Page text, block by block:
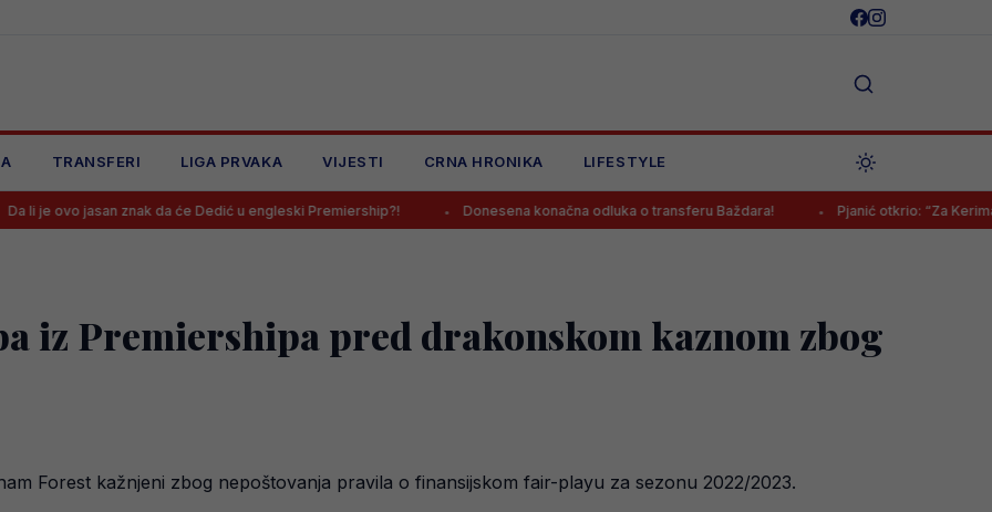
TRANSFERI LIGA PRVAKA VIJESTI CRNA HRONIKA LIFESTYLE
znak da će Dedić u engleski Premiership?! Donesena konačna odluka o transferu Baždara! Pjanić otkrio: “Za Kerima je bilo i
iz Premiershipa pred drakonskom kaznom zbog
Forest kažnjeni zbog nepoštovanja pravila o finansijskom fair-playu za sezonu 2022/2023.